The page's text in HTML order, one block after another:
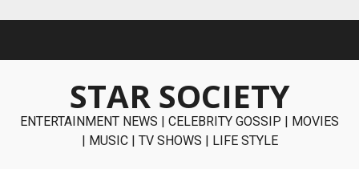
STAR SOCIETY
ENTERTAINMENT NEWS | CELEBRITY GOSSIP | MOVIES
| MUSIC | TV SHOWS | LIFE STYLE